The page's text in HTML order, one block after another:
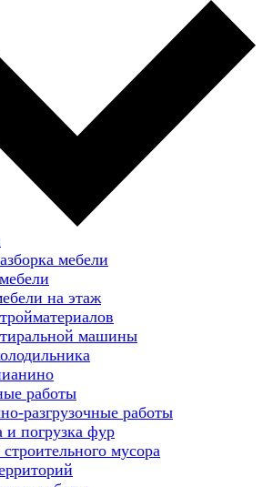
мебели
на этаж
машины
работы
разгрузочные работы
и погрузка фур
мусора